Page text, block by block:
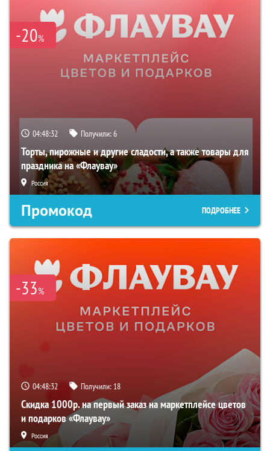
-20%
04:48:31 Получили:6
Торты, пирожные и другие сладости, а также товары для
праздника на «Флаувау»
Россия
Промокод ПОДРОБНЕЕ
-33%
04:48:31 Получили: 18
Скидка 1000р. на первый заказ на маркетплейсе цветов
и подарков «Флаувау»
Россия